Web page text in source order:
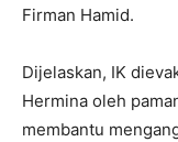
Firman Hamid.
Dijelaskan, IK
Hermina oleh
membantu